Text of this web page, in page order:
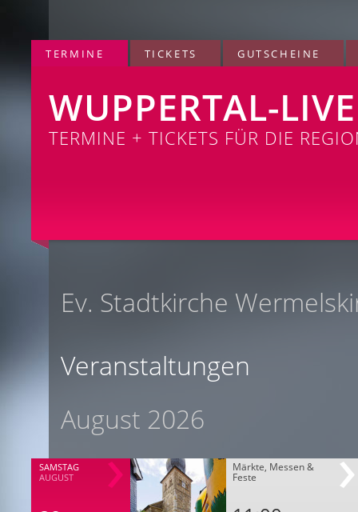
TERMINE TICKETS GUTSCHEINE
WUPPERTAL-LIVE
TERMINE + TICKETS FÜR DIE
Ev. Stadtkirche
Veranstaltungen
August 2026
SAMSTAG
AUGUST
Märkte, Messen &
Feste